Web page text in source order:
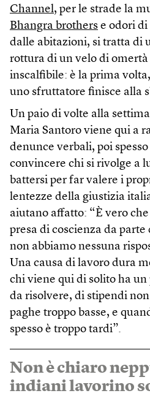
Channel, per le strade la
Bhangra brothers e odori di
dalle abitazioni, si tratta di
rottura di un velo di omertà
inscalfibile: è la prima
uno sfruttatore finisce alla
Un paio di volte alla
Maria Santoro viene qui a
denunce verbali, poi
convincere chi si rivolge a
battersi per far valere i
lentezze della giustizia
aiutano affatto: “È vero
presa di coscienza da
non abbiamo nessuna
Una causa di lavoro dura
chi viene qui di solito ha
da risolvere, di stipendi
paghe troppo basse, e
spesso è troppo tardi”.
Non è chiaro
indiani lavorino